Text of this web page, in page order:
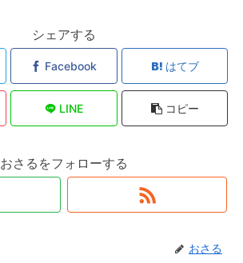
シェアする
Facebook はてブ
LINE コピー
おさるをフォローする
おさる